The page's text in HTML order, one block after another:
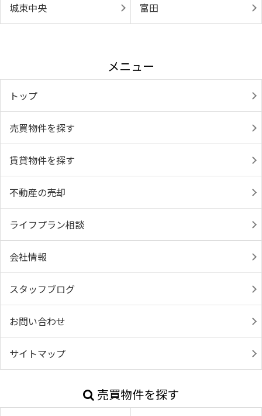
城東中央
富田
メニュー
トップ
売買物件を探す
賃貸物件を探す
不動産の売却
ライフプラン相談
会社情報
スタッフブログ
お問い合わせ
サイトマップ
売買物件を探す